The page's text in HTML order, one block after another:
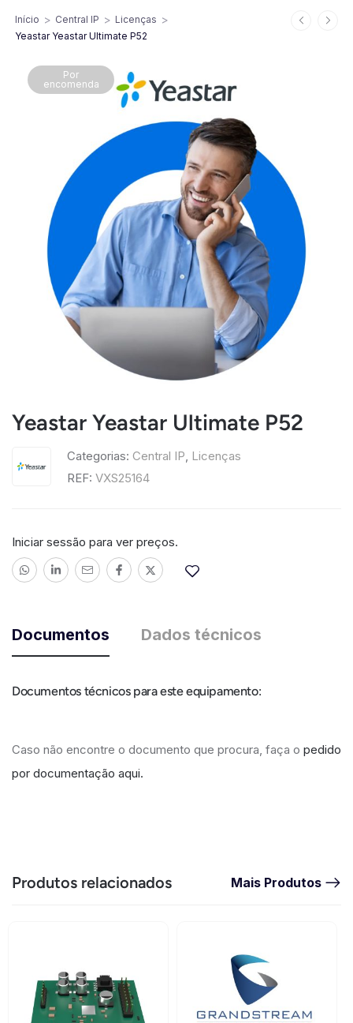
Início > Central IP > Licenças >
Yeastar Yeastar Ultimate P52
Por
encomenda
Yeastar Yeastar Ultimate P52
Categorias: Central IP, Licenças
REF: VXS25164
Iniciar sessão para ver preços.
Documentos Dados técnicos
Documentos técnicos para este equipamento:
Caso não encontre o documento que procura, faça o pedido
por documentação aqui.
Produtos relacionados Mais Produtos